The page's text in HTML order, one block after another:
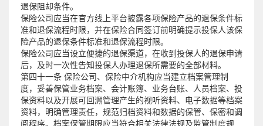
退保阻却条件。
保险公司应当在官方线上平台披露各项保险产品的退保条件标
准和退保流程时限，并在保险合同签订前明确提示投保人该保
险产品的退保条件标准和退保流程时限。
保险公司应当设立便捷的退保渠道，在收到投保人的退保申请
后，及时一次性告知投保人办理退保所需要的全部材料。
第四十一条 保险公司、保险中介机构应当建立档案管理制
度，妥善保管业务档案、会计账簿、业务台账、人员档案、投
保资料以及开展可回溯管理产生的视听资料、电子数据等档案
资料，明确管理责任，规范归档资料和数据的保管、保密和调
阅程序。档案保管期限应当符合相关法律法规及监管制度规